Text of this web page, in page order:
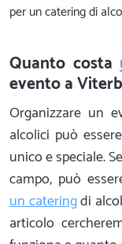
per un catering di
Quanto costa
evento a
Organizzare un
alcolici può
unico e speciale.
campo, può
un cateringdi
articolo